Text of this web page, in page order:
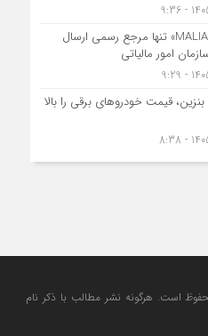
سرشماره «MALIAT» تنها مرجع رسمی ارسال
امور مالیاتی
قیمت خودروهای برقی را بالا
است. هرگونه نشر مطالب با ذكر نام